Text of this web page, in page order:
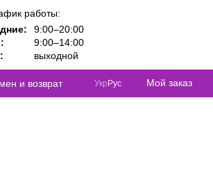
работы:
9:00–20:00
9:00–14:00
выходной
и возврат
Укр Рус Мой заказ